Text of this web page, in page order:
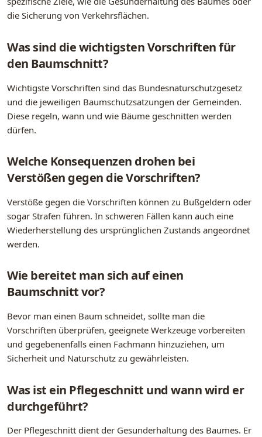
die Sicherung von Verkehrsflächen.
Was sind die wichtigsten Vorschriften für
den Baumschnitt?
Wichtigste Vorschriften sind das Bundesnaturschutzgesetz
und die jeweiligen Baumschutzsatzungen der Gemeinden.
Diese regeln, wann und wie Bäume geschnitten werden
dürfen.
Welche Konsequenzen drohen bei
Verstößen gegen die Vorschriften?
Verstöße gegen die Vorschriften können zu Bußgeldern oder
sogar Strafen führen. In schweren Fällen kann auch eine
Wiederherstellung des ursprünglichen Zustands angeordnet
werden.
Wie bereitet man sich auf einen
Baumschnitt vor?
Bevor man einen Baum schneidet, sollte man die
Vorschriften überprüfen, geeignete Werkzeuge vorbereiten
und gegebenenfalls einen Fachmann hinzuziehen, um
Sicherheit und Naturschutz zu gewährleisten.
Was ist ein Pflegeschnitt und wann wird er
durchgeführt?
Der Pflegeschnitt dient der Gesunderhaltung des Baumes. Er